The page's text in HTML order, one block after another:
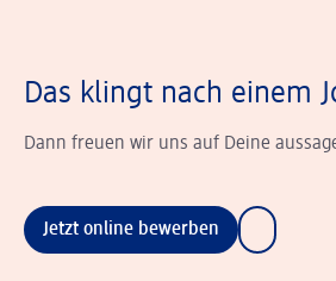
Das klingt nach einem
Dann freuen wir uns auf Deine
Jetzt online bewerben